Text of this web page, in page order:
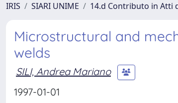
IRIS SIARI UNIME 14.d Contributo in Atti
Microstructural and
welds
SILI, Andrea Mariano
1997-01-01